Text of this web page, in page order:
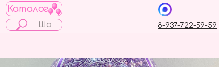
Каталог
8-937-722-59-59